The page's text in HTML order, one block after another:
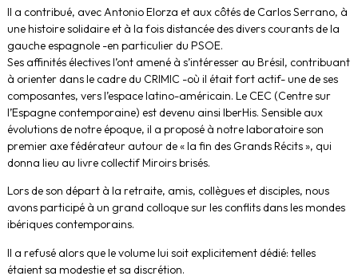
Il a contribué, avec Antonio Elorza et aux côtés de Carlos Serrano, à
une histoire solidaire et à la fois distancée des divers courants de la
gauche espagnole -en particulier du PSOE.
Ses affinités électives l’ont amené à s’intéresser au Brésil, contribuant
à orienter dans le cadre du CRIMIC -où il était fort actif- une de ses
composantes, vers l’espace latino-américain. Le CEC (Centre sur
l’Espagne contemporaine) est devenu ainsi IberHis. Sensible aux
évolutions de notre époque, il a proposé à notre laboratoire son
premier axe fédérateur autour de « la fin des Grands Récits », qui
donna lieu au livre collectif Miroirs brisés.
Lors de son départ à la retraite, amis, collègues et disciples, nous
avons participé à un grand colloque sur les conflits dans les mondes
ibériques contemporains.
Il a refusé alors que le volume lui soit explicitement dédié: telles
étaient sa modestie et sa discrétion.